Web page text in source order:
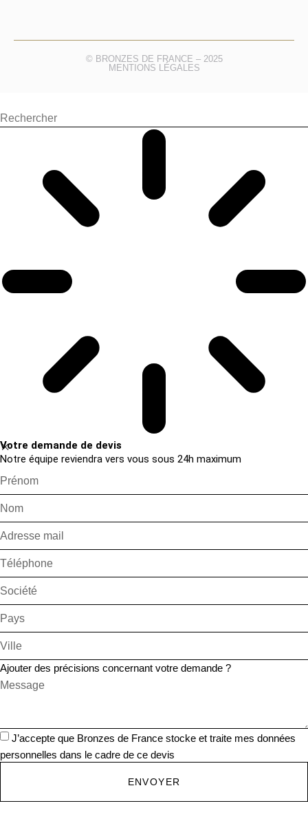
© BRONZES DE FRANCE – 2025
MENTIONS LÉGALES
Votre demande de devis
Notre équipe reviendra vers vous sous 24h maximum
Ajouter des précisions concernant votre demande ?
J’accepte que Bronzes de France stocke et traite mes données
personnelles dans le cadre de ce devis
ENVOYER